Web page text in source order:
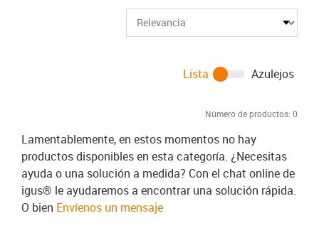
Número de productos: 0
Lista Azulejos
Lamentablemente, en estos momentos no hay
productos disponibles en esta categoría. ¿Necesitas
ayuda o una solución a medida? Con el chat online de
igus® le ayudaremos a encontrar una solución rápida.
O bien Envíenos un mensaje